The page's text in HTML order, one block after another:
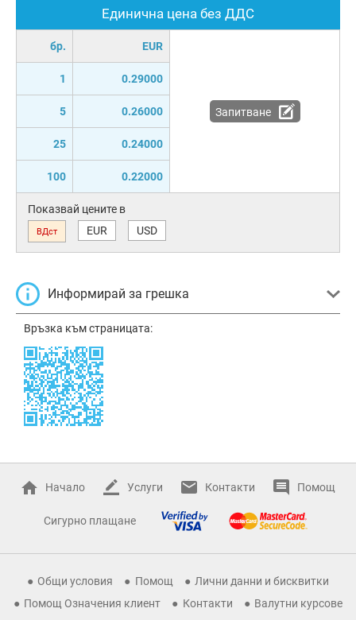
Единична цена без ДДС
бр. EUR
1 0.29000
5 0.26000
25 0.24000
100 0.22000
Запитване
Показвай цените в
ВДст EUR USD
Информирай за грешка
Връзка към страницата:
Начало Услуги Контакти Помощ
Сигурно плащане
Общи условия Помощ
Лични данни и бисквитки
Помощ Означения клиент
Контакти
Валутни курсове